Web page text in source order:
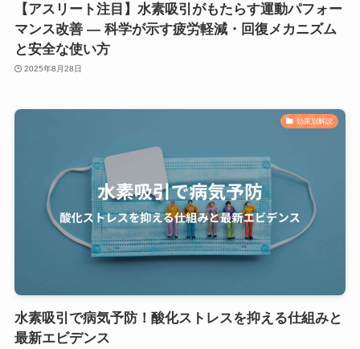
【アスリート注目】水素吸引がもたらす運動パフォー
マンス改善 — 科学が示す疲労軽減・回復メカニズム
と安全な使い方
2025年8月28日
効果別解説
水素吸引で病気予防！酸化ストレスを抑える仕組みと
最新エビデンス